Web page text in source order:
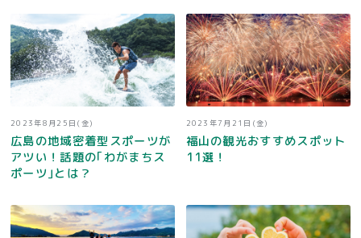
2023年8月25日(金)
広島の地域密着型スポーツが
アツい！話題の｢わがまちス
ポーツ｣とは？
2023年7月21日(金)
福山の観光おすすめスポット
11選！